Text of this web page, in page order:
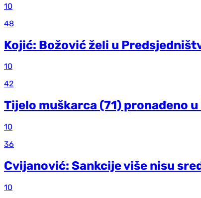
10
48
Kojić: Božović želi u
10
42
Tijelo muškarca (71) pronađeno
10
36
Cvijanović: Sankcije više nisu
10